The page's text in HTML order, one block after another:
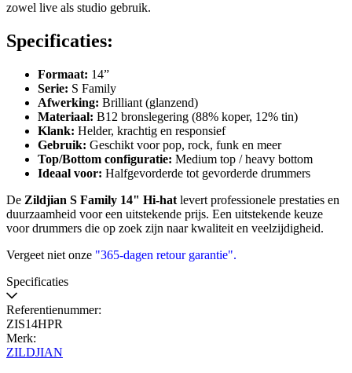
zowel live als studio gebruik.
Specificaties:
Formaat: 14”
Serie: S Family
Afwerking: Brilliant (glanzend)
Materiaal: B12 bronslegering (88% koper, 12% tin)
Klank: Helder, krachtig en responsief
Gebruik: Geschikt voor pop, rock, funk en meer
Top/Bottom configuratie: Medium top / heavy bottom
Ideaal voor: Halfgevorderde tot gevorderde drummers
De Zildjian S Family 14" Hi-hat levert professionele prestaties en
duurzaamheid voor een uitstekende prijs. Een uitstekende keuze
voor drummers die op zoek zijn naar kwaliteit en veelzijdigheid.
Vergeet niet onze "365-dagen retour garantie".
Specificaties
Referentienummer:
ZIS14HPR
Merk:
ZILDJIAN